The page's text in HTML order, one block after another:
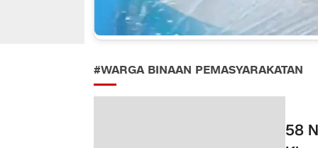
#WARGA BINAAN PEMASYARAKATAN
58